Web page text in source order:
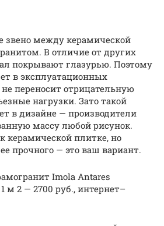
звено между керамической
В отличие от других
покрывают глазурью. Поэтому
в эксплуатационных
переносит отрицательную
нагрузки. Зато такой
в дизайне — производители
массу любой рисунок.
керамической плитке, но
прочного — это ваш вариант.
Imola Antares
м 2 — 2700 руб., интернет–